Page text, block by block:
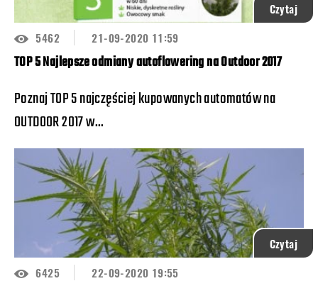
Czytaj
5462
21-09-2020 11:59
TOP 5 Najlepsze odmiany autoflowering na Outdoor 2017
Poznaj TOP 5 najczęściej kupowanych automatów na
OUTDOOR 2017 w...
Czytaj
6425
22-09-2020 19:55